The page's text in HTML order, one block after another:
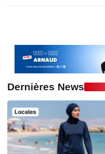
Dernières News
Locales